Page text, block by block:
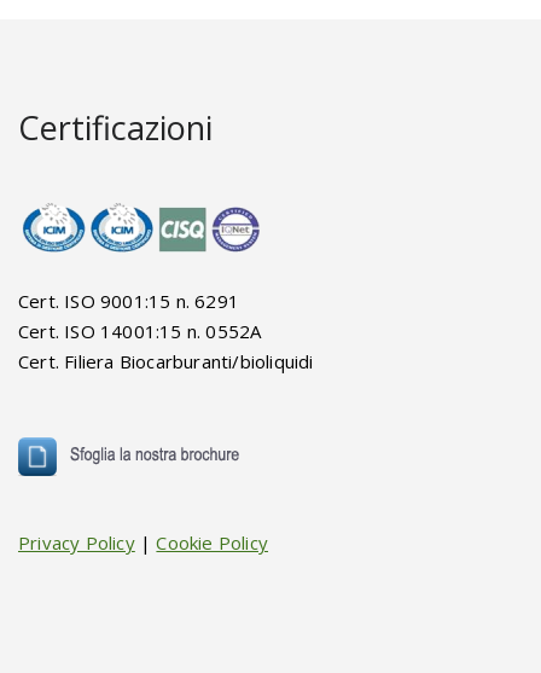
Certificazioni
Cert. ISO 9001:15 n. 6291
Cert. ISO 14001:15 n. 0552A
Cert. Filiera Biocarburanti/bioliquidi
Privacy Policy|Cookie Policy